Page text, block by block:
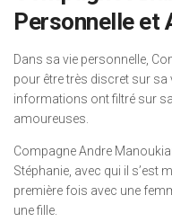
Personnelle et
Dans sa vie personnelle,
pour être très discret sur sa
informations ont filtré sur
amoureuses.
Compagne Andre
Stéphanie, avec qui il s’est
première fois avec une
une fille.